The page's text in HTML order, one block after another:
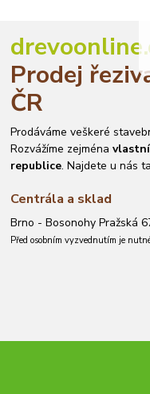
Prodej
ČR
Prodáváme veškeré
Rozvážíme zejména
republice. Najdete u nás
Centrála a sklad
Brno - Bosonohy Pražská
Před osobním vyzvednutím je